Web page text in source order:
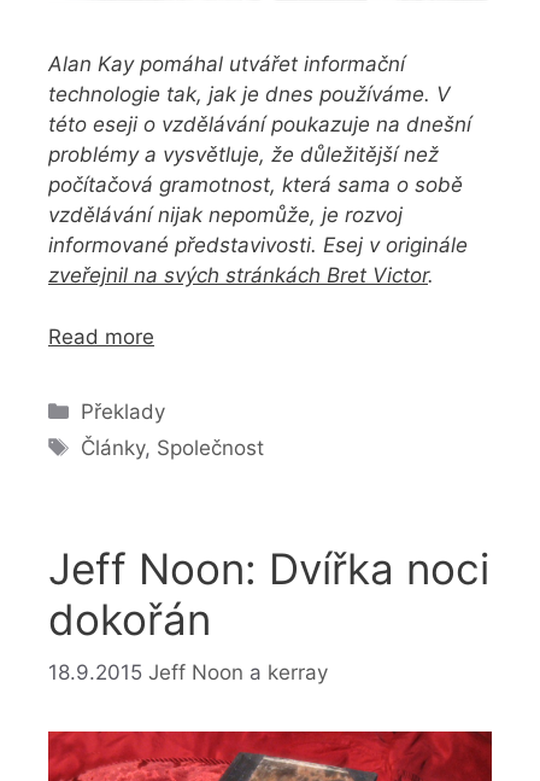
Alan Kay pomáhal utvářet informační
technologie tak, jak je dnes používáme. V
této eseji o vzdělávání poukazuje na dnešní
problémy a vysvětluje, že důležitější než
počítačová gramotnost, která sama o sobě
vzdělávání nijak nepomůže, je rozvoj
informované představivosti. Esej v originále
zveřejnil na svých stránkách Bret Victor.
Read more
Rubriky
Překlady
Štítky
Články, Společnost
Jeff Noon: Dvířka noci
dokořán
18.9.2015 Jeff Noon a kerray